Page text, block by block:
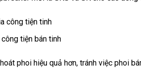
công tiện tinh
tiện bán tinh
phoi hiệu quả hơn, tránh việc phoi